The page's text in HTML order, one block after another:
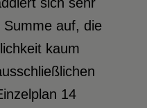
auf, die
kaum
14